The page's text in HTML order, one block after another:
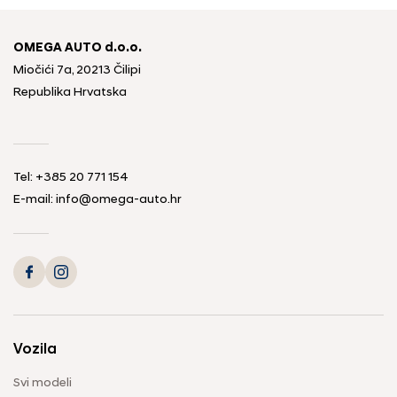
OMEGA AUTO d.o.o.
Miočići 7a, 20213 Čilipi
Republika Hrvatska
Tel: +385 20 771 154
E-mail: info@omega-auto.hr
Vozila
Svi modeli